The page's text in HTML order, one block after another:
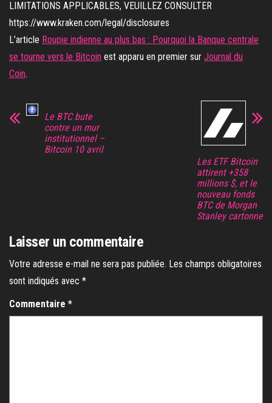
LIMITATIONS APPLICABLES, VEUILLEZ CONSULTER
https://www.kraken.com/legal/disclosures
L’article Roupie indienne au plus bas : Pourquoi la Banque centrale
se tourne vers le Bitcoin est apparu en premier sur Journal du
Coin.
Le BTC bute
contre un mur
institutionnel –
Bitcoin 10 avril
Les ETF Bitcoin
attirent +358
millions $, et le
nouveau fonds
BTC de Morgan
Stanley cartonne
Laisser un commentaire
Votre adresse e-mail ne sera pas publiée. Les champs obligatoires
sont indiqués avec *
Commentaire *